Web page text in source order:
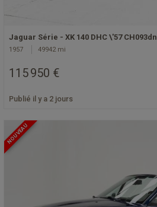
Jaguar Série - XK 140 DHC \'57 CH093dn
1957 49942 mi
115 950 €
Publié il y a 2 jours
NOUVEAU